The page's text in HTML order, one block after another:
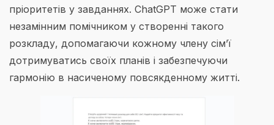
пріоритетів у завданнях. ChatGPT може стати
незамінним помічником у створенні такого
розкладу, допомагаючи кожному члену сім’ї
дотримуватись своїх планів і забезпечуючи
гармонію в насиченому повсякденному житті.